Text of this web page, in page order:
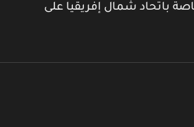
باتحاد شمال إفريقيا على